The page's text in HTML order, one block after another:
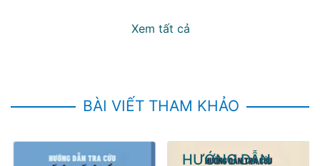
Xem tất cả
BÀI VIẾT THAM KHẢO